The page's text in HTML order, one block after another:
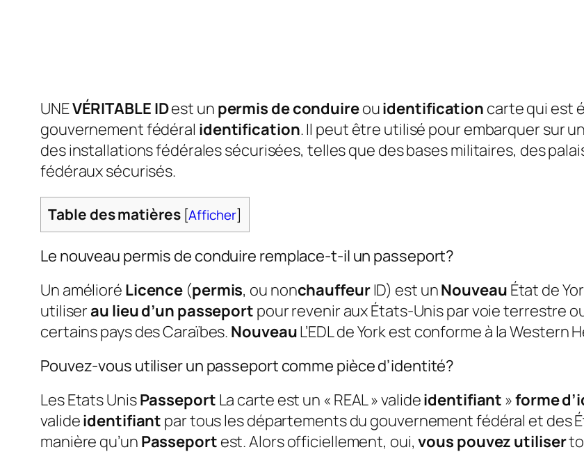
UNEVÉRITABLE IDest un permis de conduireouidentification carte qui est
gouvernement fédéral identification. Il peut être utilisé pour embarquer sur
des installations fédérales sécurisées, telles que des bases militaires, des
fédéraux sécurisés.
Table des matières [Afficher]
Le nouveau permis de conduire remplace-t-il un passeport?
Un amélioré Licence (permis, ou nonchauffeurID) est unNouveau État de
utiliserau lieu d’un passeport pour revenir aux États-Unis par voie terrestre
certains pays des Caraïbes. NouveauL’EDL de York est conforme à la
Pouvez-vous utiliser un passeport comme pièce d’identité?
Les Etats UnisPasseport La carte est un « REAL » valideidentifiant »forme
valideidentifiant par tous les départements du gouvernement fédéral et des
manière qu’un Passeport est. Alors officiellement, oui,vous pouvez utiliser